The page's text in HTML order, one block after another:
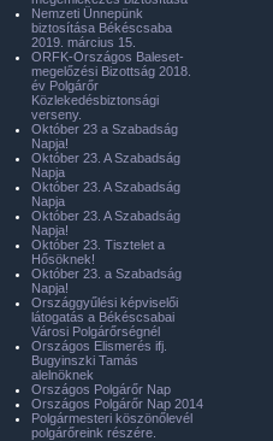
Nemzeti Ünnepünk
biztosítása Békéscsaba
2019. március 15.
ORFK-Országos Baleset-
megelőzési Bizottság 2018.
év Polgárőr
Közlekedésbiztonsági
verseny.
Október 23 a Szabadság
Napja!
Október 23. A Szabadság
Napja
Október 23. A Szabadság
Napja
Október 23. A Szabadság
Napja!
Október 23. Tisztelet a
Hősöknek!
Október 23. a Szabadság
Napja!
Országgyűlési képviselői
látogatás a Békéscsabai
Városi Polgárőrségnél
Országos Elismerés ifj.
Bugyinszki Tamás
alelnöknek
Országos Polgárőr Nap
Országos Polgárőr Nap 2014
Polgármesteri köszönőlevél
polgárőreink részére.